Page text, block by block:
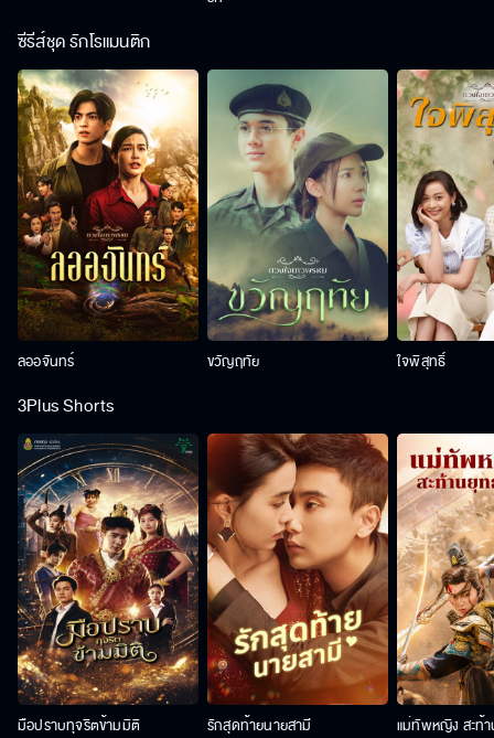
ซีรีส์ชุด รักโรแมนติก
ลออจันทร์ ขวัญฤทัย ใจพิสุทธิ์
3Plus Shorts
มือปราบทุจริตข้ามมิติ รักสุดท้ายนายสามี แม่ทัพหญิง สะท้